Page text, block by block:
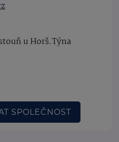
u Horš.Týna
SPOLEČNOST